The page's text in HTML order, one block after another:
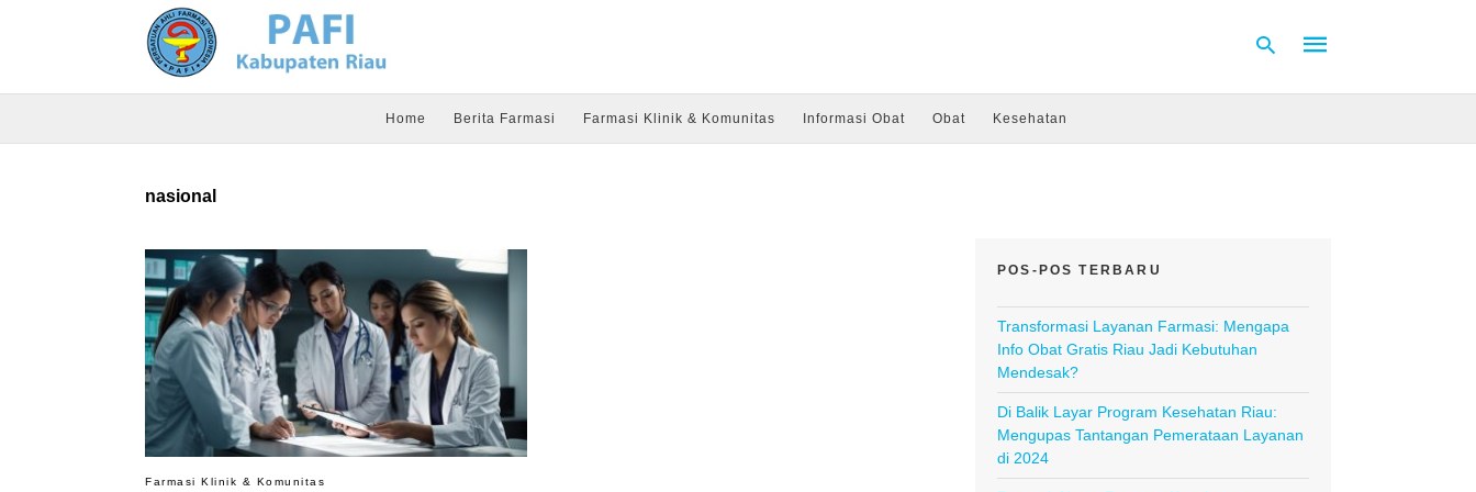
Home Berita Farmasi Farmasi Klinik & Komunitas Informasi Obat Obat Kesehatan
nasional
Farmasi Klinik & Komunitas
POS-POS TERBARU
Transformasi Layanan Farmasi: Mengapa
Info Obat Gratis Riau Jadi Kebutuhan
Mendesak?
Di Balik Layar Program Kesehatan Riau:
Mengupas Tantangan Pemerataan Layanan
di 2024